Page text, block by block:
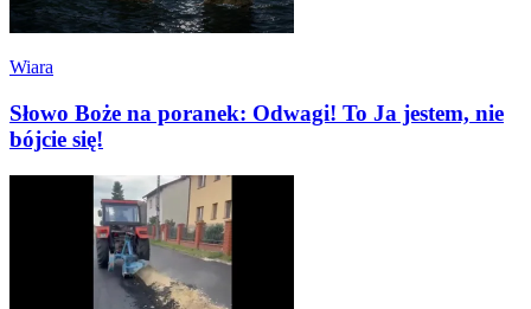
Wiara
Słowo Boże na poranek: Odwagi! To Ja jestem, nie
bójcie się!